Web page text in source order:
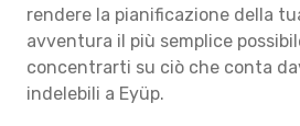
rendere la pianificazione della
avventura il più semplice
concentrarti su ciò che conta
indelebili a Eyüp.